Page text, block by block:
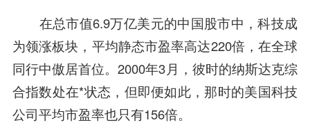
在总市值6.9万亿美元的中国股市中，科技成
为领涨板块，平均静态市盈率高达220倍，在全球
同行中傲居首位。2000年3月，彼时的纳斯达克综
合指数处在*状态，但即便如此，那时的美国科技
公司平均市盈率也只有156倍。